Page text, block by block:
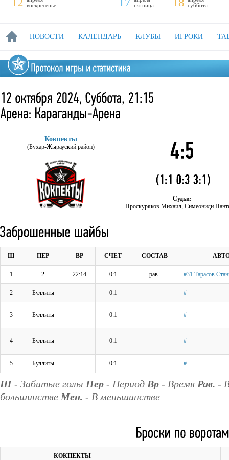
воскресенье
пятница
суббота
НОВОСТИ КАЛЕНДАРЬ КЛУБЫ ИГРОКИ
Кокпекты
(Бухар-Жырауский район)
Судьи:
Проскуряков Михаил, Симеониди
Ш ПЕР ВР СЧЕТ СОСТАВ
1 2 22:14 0:1 рав. #31 Тарасов
2 Буллиты 0:1 #
3 Буллиты 0:1 #
4 Буллиты 0:1 #
5 Буллиты 0:1 #
Ш - Забитые голы Пер - Период Вр - Время Рав. -
большинстве Мен. - В меньшинстве
КОКПЕКТЫ